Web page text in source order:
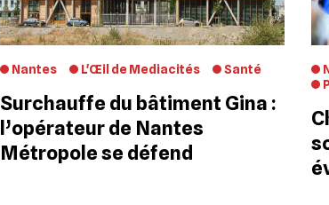
Nantes L'Œil de Mediacités Santé
Surchauffe du bâtiment Gina :
l’opérateur de Nantes
Métropole se défend